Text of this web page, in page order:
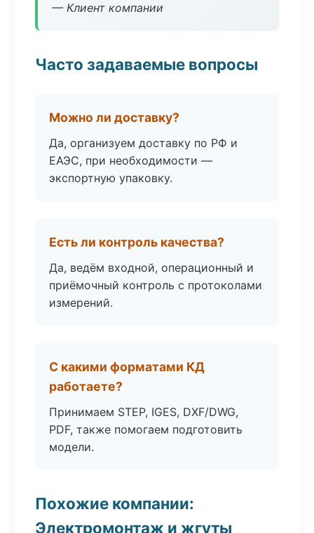
— Клиент компании
Часто задаваемые вопросы
Можно ли доставку?
Да, организуем доставку по РФ и
ЕАЭС, при необходимости —
экспортную упаковку.
Есть ли контроль качества?
Да, ведём входной, операционный и
приёмочный контроль с протоколами
измерений.
С какими форматами КД
работаете?
Принимаем STEP, IGES, DXF/DWG,
PDF, также помогаем подготовить
модели.
Похожие компании:
Электромонтаж и жгуты